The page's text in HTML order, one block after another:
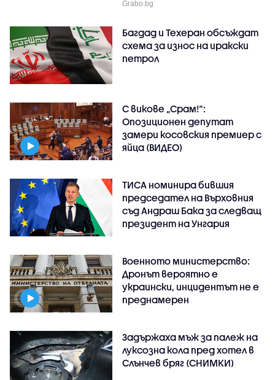
Grabo.bg
Багдад и Техеран обсъждат
схема за износ на иракски
петрол
С викове „Срам!“:
Опозиционен депутат
замери косовския премиер с
яйца (ВИДЕО)
ТИСА номинира бившия
председател на Върховния
съд Андраш Бака за следващ
президент на Унгария
Военното министерство:
Дронът вероятно е
украински, инцидентът не е
преднамерен
Задържаха мъж за палеж на
луксозна кола пред хотел в
Слънчев бряг (СНИМКИ)